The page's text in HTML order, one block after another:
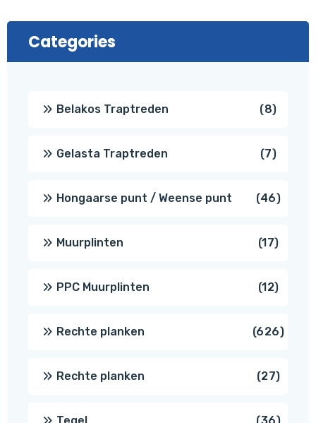
Categories
Belakos Traptreden 88
Gelasta Traptreden 77
Hongaarse punt / Weense punt 4646
Muurplinten 1717
PPC Muurplinten 1212
Rechte planken 626626
Rechte planken 2727
36